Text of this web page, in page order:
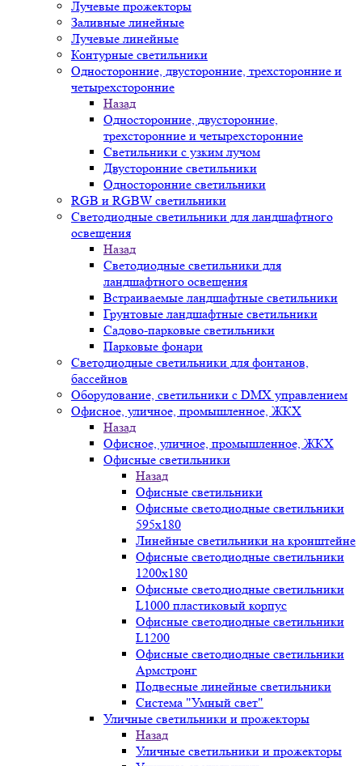
Лучевые прожекторы
Заливные линейные
Лучевые линейные
Контурные светильники
Односторонние, двусторонние, трехсторонние и
четырехсторонние
Назад
Односторонние, двусторонние,
трехсторонние и четырехсторонние
Светильники с узким лучом
Двусторонние светильники
Односторонние светильники
RGB и RGBW светильники
Светодиодные светильники для ландшафтного
освещения
Назад
Светодиодные светильники для
ландшафтного освещения
Встраиваемые ландшафтные светильники
Грунтовые ландшафтные светильники
Садово-парковые светильники
Парковые фонари
Светодиодные светильники для фонтанов,
бассейнов
Оборудование, светильники с DMX управлением
Офисное, уличное, промышленное, ЖКХ
Назад
Офисное, уличное, промышленное, ЖКХ
Офисные светильники
Назад
Офисные светильники
Офисные светодиодные светильники
595х180
Линейные светильники на кронштейне
Офисные светодиодные светильники
1200x180
Офисные светодиодные светильники
L1000 пластиковый корпус
Офисные светодиодные светильники
L1200
Офисные светодиодные светильники
Армстронг
Подвесные линейные светильники
Система "Умный свет"
Уличные светильники и прожекторы
Назад
Уличные светильники и прожекторы